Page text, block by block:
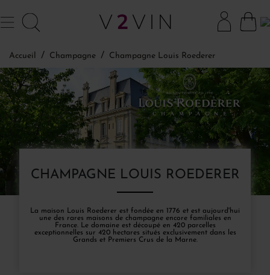
Accueil Champagne Champagne Louis Roederer
CHAMPAGNE LOUIS ROEDERER
La maison Louis Roederer est fondée en 1776 et est aujourd'hui
une des rares maisons de champagne encore familiales en
France. Le domaine est découpé en 420 parcelles
exceptionnelles sur 420 hectares situés exclusivement dans les
Grands et Premiers Crus de la Marne.